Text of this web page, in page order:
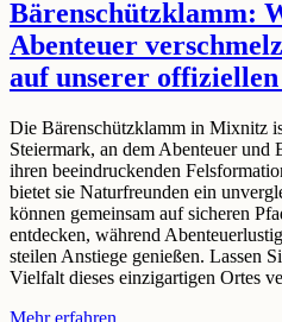
Bärenschützklamm:
Abenteuer
auf unserer offiziellen
Die Bärenschützklamm in Mixnitz
Steiermark, an dem Abenteuer
ihren beeindruckenden
bietet sie Naturfreunden ein
können gemeinsam auf sicheren
entdecken, während
steilen Anstiege genießen. Lassen
Vielfalt dieses einzigartigen Ortes
Mehr erfahren